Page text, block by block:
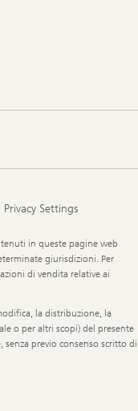
Privacy Settings
in queste pagine web
giurisdizioni. Per
di vendita relative ai
la distribuzione, la
o per altri scopi) del presente
senza previo consenso scritto di